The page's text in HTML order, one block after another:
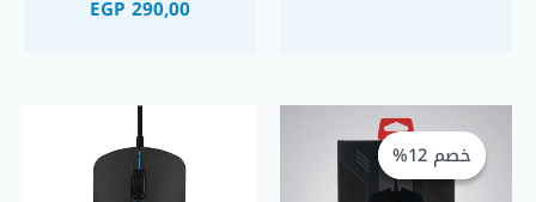
EGP 290,00
خصم 12%
خصم 12%
السعر
الأصلي
هو:
EGP 250,00.
السعر
الحالي
EGP 220,00.